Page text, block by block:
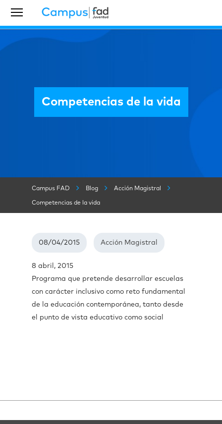
Competencias de la vida
Campus FAD Blog Acción Magistral
Competencias de la vida
08/04/2015 Acción Magistral
8 abril, 2015
Programa que pretende desarrollar escuelas
con carácter inclusivo como reto fundamental
de la educación contemporánea, tanto desde
el punto de vista educativo como social